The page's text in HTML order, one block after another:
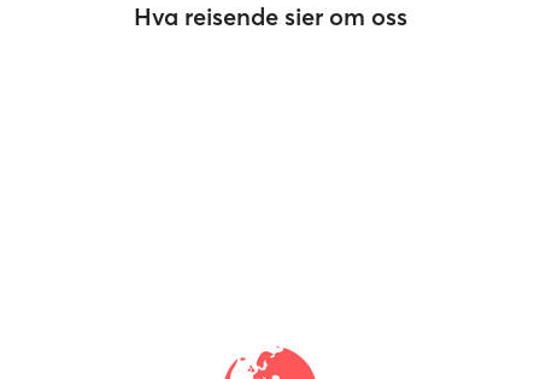
Hva reisende sier om oss